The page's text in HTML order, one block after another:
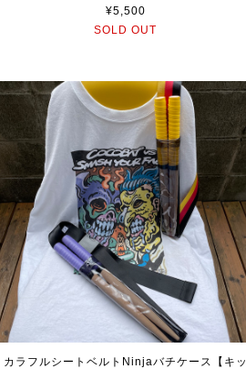
¥5,500
SOLD OUT
カラフルシートベルトNinjaバチケース【キッ